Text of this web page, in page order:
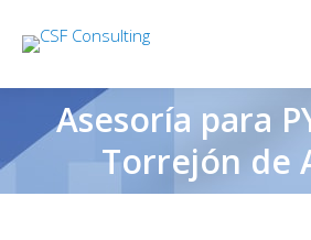
Asesoría para
Torrejón de